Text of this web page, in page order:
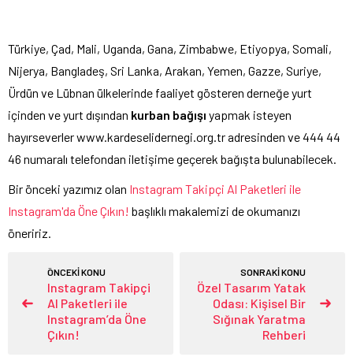
Türkiye, Çad, Mali, Uganda, Gana, Zimbabwe, Etiyopya, Somali,
Nijerya, Bangladeş, Sri Lanka, Arakan, Yemen, Gazze, Suriye,
Ürdün ve Lübnan ülkelerinde faaliyet gösteren derneğe yurt
içinden ve yurt dışından kurban bağışı yapmak isteyen
hayırseverler www.kardeselidernegi.org.tr adresinden ve 444 44
46 numaralı telefondan iletişime geçerek bağışta bulunabilecek.
Bir önceki yazımız olan Instagram Takipçi Al Paketleri ile
Instagram'da Öne Çıkın! başlıklı makalemizi de okumanızı
öneririz.
ÖNCEKİ KONU
Instagram Takipçi
Al Paketleri ile
Instagram’da Öne
Çıkın!
SONRAKİ KONU
Özel Tasarım Yatak
Odası: Kişisel Bir
Sığınak Yaratma
Rehberi